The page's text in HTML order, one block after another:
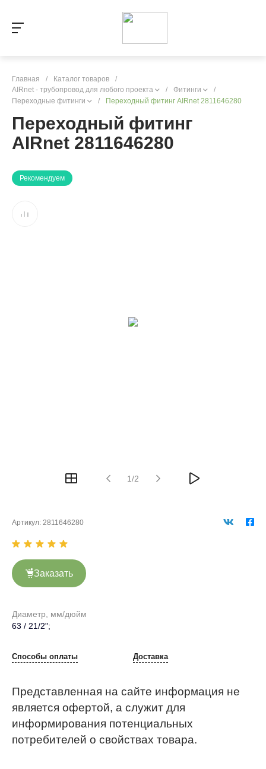
Главная / Каталог товаров
/
AIRnet - трубопровод для любого проекта
/ Фитинги
/
Переходные фитинги
/ Переходный фитинг AIRnet 2811646280
Переходный фитинг
AIRnet 2811646280
Рекомендуем
1/2
Артикул: 2811646280
Заказать
Диаметр, мм/дюйм
63 / 21/2";
Способы оплаты Доставка
Представленная на сайте информация не
является офертой, а служит для
информирования потенциальных
потребителей о свойствах товара.